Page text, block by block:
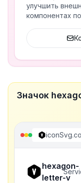
улучшить
компонентах
Значок
iconSvg.co
hexagon-
letter-v